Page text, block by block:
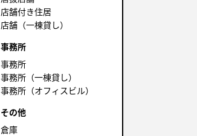
店舗付き住居
店舗（一棟貸し）
事務所
事務所
事務所（一棟貸し）
事務所（オフィスビル）
その他
倉庫